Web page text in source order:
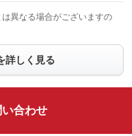
装備なし
ロントカメラ
装備なし
装備なし
ーフレール
装備なし
異なる場合がございますの
詳しく見る
合わせ